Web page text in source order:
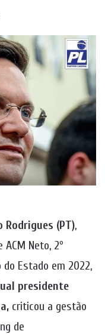
Rodrigues (PT),
Neto, 2º
Estado em 2022,
presidente
criticou a gestão
de